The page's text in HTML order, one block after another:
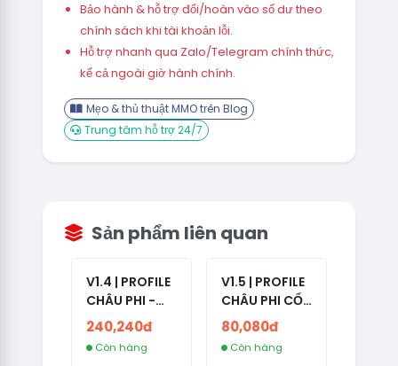
Bảo hành & hỗ trợ đổi/hoàn vào số dư theo
chính sách khi tài khoản lỗi.
Hỗ trợ nhanh qua Zalo/Telegram chính thức,
kể cả ngoài giờ hành chính.
Mẹo & thủ thuật MMO trên Blog
Trung tâm hỗ trợ 24/7
Sản phẩm liên quan
V1.4 | PROFILE
CHÂU PHI -
ETHIOPIA CỔ -
NO 2FA -
RANDOM BẠN
240,240đ
Còn hàng
V1.5 | PROFILE
CHÂU PHI CỔ
- NO 2FA -
LẪN 2024 -
LIVE ADS
80,080đ
Còn hàng